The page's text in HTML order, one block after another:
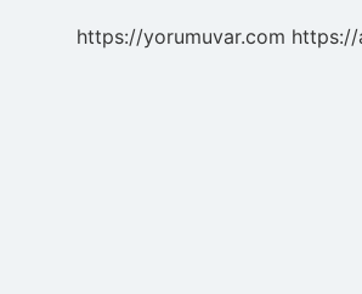
https://yorumuvar.com https://